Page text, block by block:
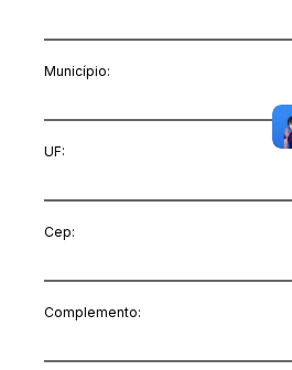
Município:
UF:
Cep:
Complemento: